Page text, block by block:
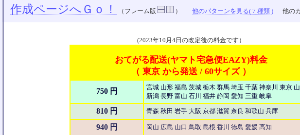
作成ページへＧｏ！ （フレーム版 ） 他のパターンを見る( 7 種類 ) 他の
(2023年10月4日の改定後の料金です）
おてがる配送(ヤマト宅急便EAZY)料金
（ 東京 から発送 / 60サイズ ）
750 円
宮城 山形 福島 茨城 栃木 群馬 埼玉 千葉 神奈川 東京
新潟 長野 富山 石川 福井 静岡 愛知 三重 岐阜
810 円 青森 秋田 岩手 大阪 京都 滋賀 奈良 和歌山 兵庫
940 円 岡山 広島 山口 鳥取 島根 香川 徳島 愛媛 高知